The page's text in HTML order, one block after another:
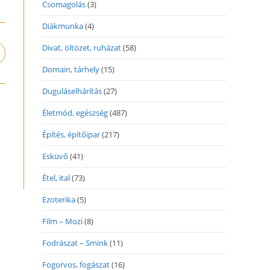
Csomagolás(3)
Diákmunka(4)
Divat, öltözet, ruházat(58)
Domain, tárhely(15)
Duguláselhárítás(27)
Életmód, egészség(487)
Építés, építőipar(217)
Esküvő (41)
Étel, ital(73)
Ezoterika(5)
Film – Mozi(8)
Fodrászat – Smink(11)
Fogorvos, fogászat(16)